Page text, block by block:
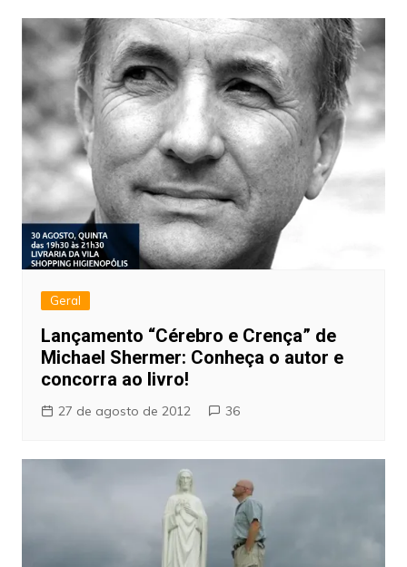
Geral
Lançamento “Cérebro e Crença” de
Michael Shermer: Conheça o autor e
concorra ao livro!
27 de agosto de 2012 36